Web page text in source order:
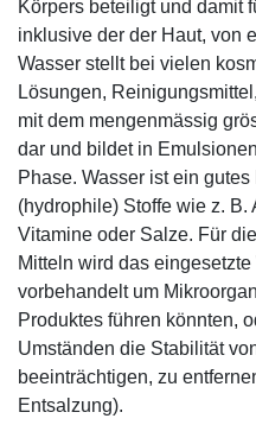
Körpers beteiligt und damit
inklusive der der Haut, von
Wasser stellt bei vielen
Lösungen,
mit dem mengenmässig
dar und bildet in
Phase. Wasser ist ein
(hydrophile) Stoffe wie z.
Vitamine oder Salze. Für
Mitteln wird das
vorbehandelt um
Produktes führen könnten,
Umständen die Stabilität
beeinträchtigen, zu
Entsalzung).